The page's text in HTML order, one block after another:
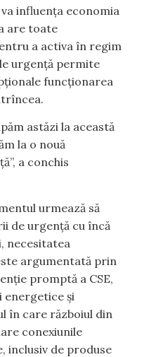
influența economia
are toate
a activa în regim
urgență permite
funcționarea
astăzi la această
la o nouă
a conchis
urmează să
de urgență cu încă
necesitatea
argumentată prin
promptă a CSE,
energetice și
în care războiul din
conexiunile
inclusiv de produse